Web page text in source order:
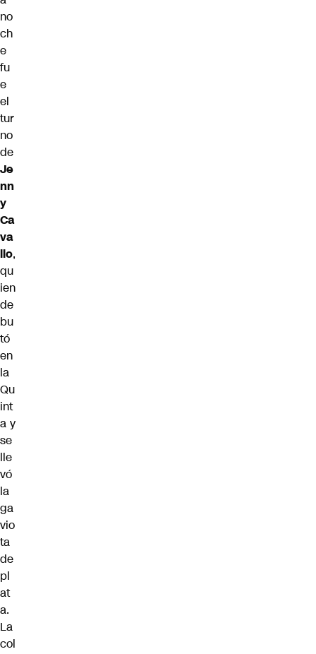
no
ch
e
fu
e
el
tur
no
de
Je
nn
y
Ca
va
llo,
qu
ien
de
bu
tó
en
la
Qu
int
a y
se
lle
vó
la
ga
vio
ta
de
pl
at
a.
La
col